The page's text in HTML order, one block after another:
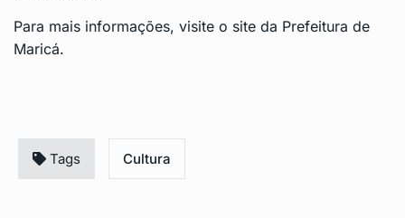
Para mais informações, visite o site da Prefeitura de
Maricá.
Tags Cultura